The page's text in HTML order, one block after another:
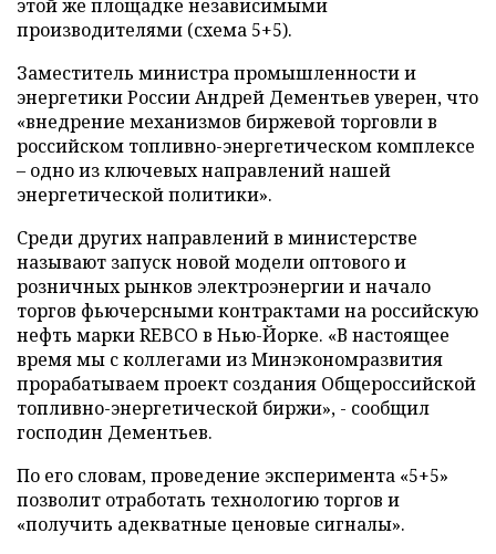
этой же площадке независимыми
производителями (схема 5+5).
Заместитель министра промышленности и
энергетики России Андрей Дементьев уверен, что
«внедрение механизмов биржевой торговли в
российском топливно-энергетическом комплексе
– одно из ключевых направлений нашей
энергетической политики».
Среди других направлений в министерстве
называют запуск новой модели оптового и
розничных рынков электроэнергии и начало
торгов фьючерсными контрактами на российскую
нефть марки REBCO в Нью-Йорке. «В настоящее
время мы с коллегами из Минэкономразвития
прорабатываем проект создания Общероссийской
топливно-энергетической биржи», - сообщил
господин Дементьев.
По его словам, проведение эксперимента «5+5»
позволит отработать технологию торгов и
«получить адекватные ценовые сигналы».